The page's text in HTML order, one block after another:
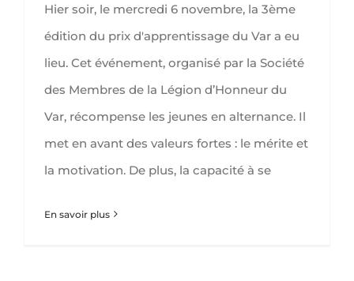
Hier soir, le mercredi 6 novembre, la 3ème
édition du prix d'apprentissage du Var a eu
lieu. Cet événement, organisé par la Société
des Membres de la Légion d’Honneur du
Var, récompense les jeunes en alternance. Il
met en avant des valeurs fortes : le mérite et
la motivation. De plus, la capacité à se
En savoir plus